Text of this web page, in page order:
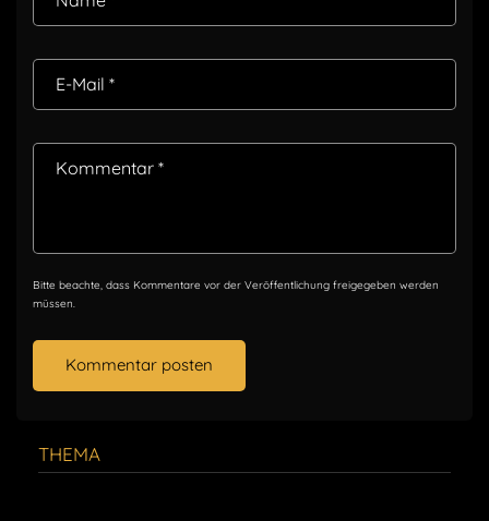
E-Mail *
Kommentar *
Bitte beachte, dass Kommentare vor der Veröffentlichung freigegeben werden
müssen.
THEMA